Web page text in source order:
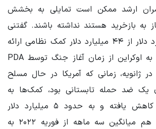
ارشد ممکن است تمایلی به بخشش
به بازخرید هستند نداشته باشند. گفتنی
است که ۲۵ میلیارد دلار از ۴۴ میلیارد دلار کمک نظامی ارائه
شده توسط آمریکا به اوکراین از زمان آغاز جنگ توسط PDA
ژانویه، زمانی که آمریکا در حال مسلح
یک ضد حمله تابستانی بود، کمک‌ها به
صورت چشمگیری کاهش یافته و به حدود ۵ میلیارد دلار
رسیده بود. اکنون هم میانگین سه ماهه از فوریه ۲۰۲۲ به